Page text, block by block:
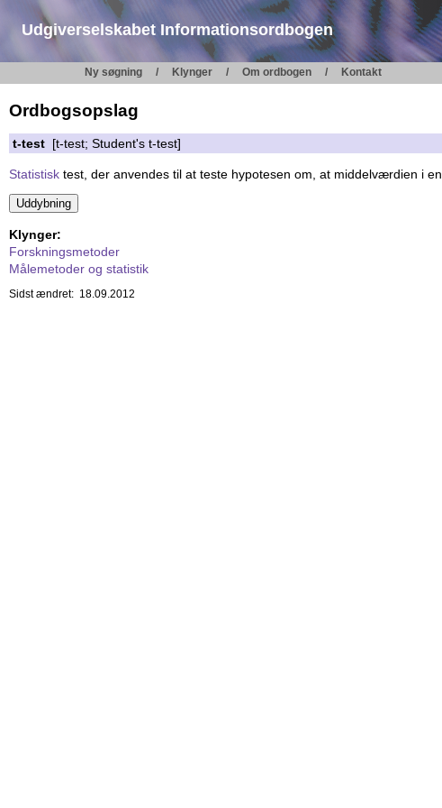
Udgiverselskabet Informationsordbogen
Ny søgning Klynger Om ordbogen Kontakt
Ordbogsopslag
t-test [t-test; Student's t-test]
Statistisk test, der anvendes til at teste hypotesen om, at middelværdien i en
Klynger:
Forskningsmetoder
Målemetoder og statistik
Sidst ændret: 18.09.2012